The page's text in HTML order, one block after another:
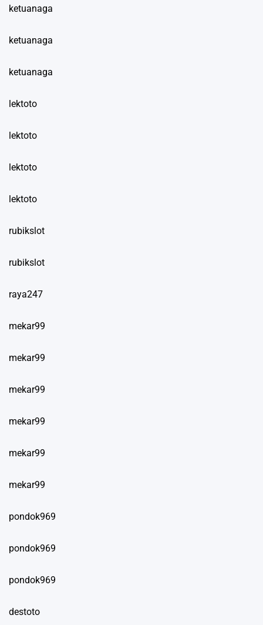
ketuanaga
ketuanaga
ketuanaga
lektoto
lektoto
lektoto
lektoto
rubikslot
rubikslot
raya247
mekar99
mekar99
mekar99
mekar99
mekar99
mekar99
pondok969
pondok969
pondok969
destoto